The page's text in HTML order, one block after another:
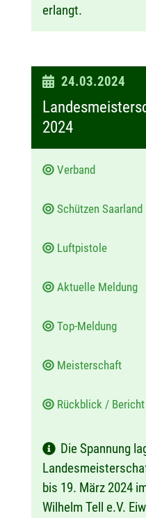
erlangt.
D
a
t
:
24.03.2024
2024
Verband
Schützen Saarland
Luftpistole
Aktuelle Meldung
Top-Meldung
Meisterschaft
Rückblick / Bericht
Die Spannung
bis 19. März 2024
Wilhelm Tell e.V.